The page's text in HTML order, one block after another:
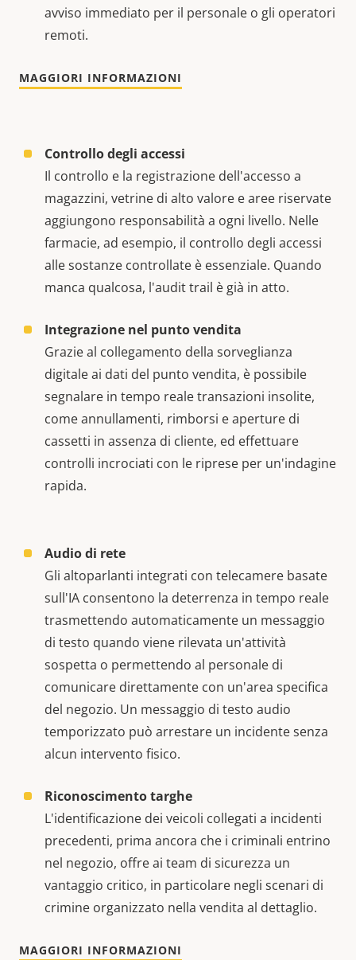
avviso immediato per il personale o gli operatori
remoti.
MAGGIORI INFORMAZIONI
Controllo degli accessi
Il controllo e la registrazione dell'accesso a
magazzini, vetrine di alto valore e aree riservate
aggiungono responsabilità a ogni livello. Nelle
farmacie, ad esempio, il controllo degli accessi
alle sostanze controllate è essenziale. Quando
manca qualcosa, l'audit trail è già in atto.
Integrazione nel punto vendita
Grazie al collegamento della sorveglianza
digitale ai dati del punto vendita, è possibile
segnalare in tempo reale transazioni insolite,
come annullamenti, rimborsi e aperture di
cassetti in assenza di cliente, ed effettuare
controlli incrociati con le riprese per un'indagine
rapida.
Audio di rete
Gli altoparlanti integrati con telecamere basate
sull'IA consentono la deterrenza in tempo reale
trasmettendo automaticamente un messaggio
di testo quando viene rilevata un'attività
sospetta o permettendo al personale di
comunicare direttamente con un'area specifica
del negozio. Un messaggio di testo audio
temporizzato può arrestare un incidente senza
alcun intervento fisico.
Riconoscimento targhe
L'identificazione dei veicoli collegati a incidenti
precedenti, prima ancora che i criminali entrino
nel negozio, offre ai team di sicurezza un
vantaggio critico, in particolare negli scenari di
crimine organizzato nella vendita al dettaglio.
MAGGIORI INFORMAZIONI